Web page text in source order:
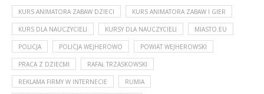
KURS ANIMATORA ZABAW DZIECI KURS ANIMATORA ZABAW I GIER
KURS DLA NAUCZYCIELI KURSY DLA NAUCZYCIELI MIASTO.EU
POLICJA POLICJA WEJHEROWO POWIAT WEJHEROWSKI
PRACA Z DZIEĆMI RAFAŁ TRZASKOWSKI
REKLAMA FIRMY W INTERNECIE RUMIA